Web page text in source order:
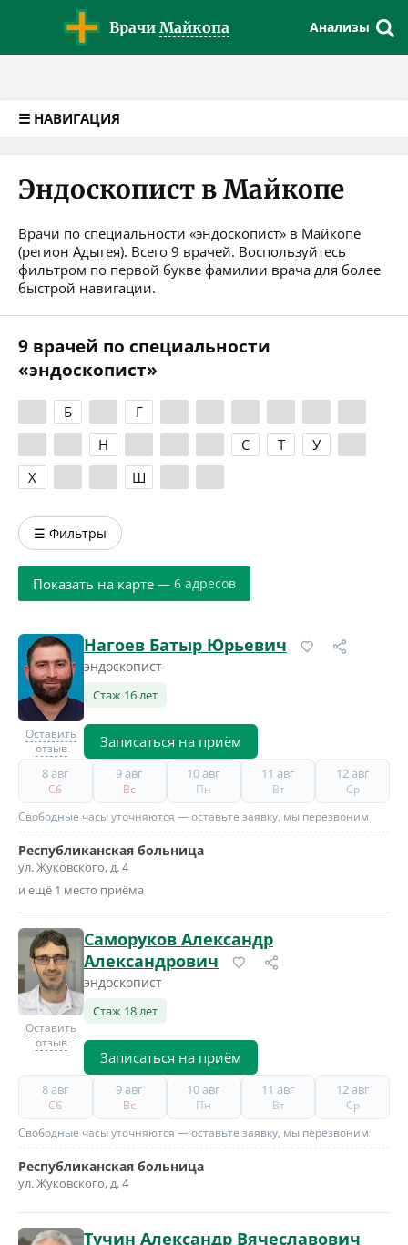
Врачи Майкопа Анализы
☰ НАВИГАЦИЯ
Эндоскопист в Майкопе
Врачи по специальности «эндоскопист» в Майкопе
(регион Адыгея). Всего 9 врачей. Воспользуйтесь
фильтром по первой букве фамилии врача для более
быстрой навигации.
9 врачей по специальности
«эндоскопист»
Б Г
Н С Т У
Х
Ш
☰ Фильтры
Показать на карте — 6 адресов
Оставить
отзыв
Нагоев Батыр Юрьевич
эндоскопист
Стаж 16 лет
Записаться на приём
8 авг
Сб
9 авг
Вс
10 авг
Пн
11 авг
Вт
12 авг
Ср
Свободные часы уточняются — оставьте заявку, мы перезвоним
Республиканская больница
ул. Жуковского, д. 4
и ещё 1 место приёма
Оставить
отзыв
Саморуков Александр
Александрович
эндоскопист
Стаж 18 лет
Записаться на приём
8 авг
Сб
9 авг
Вс
10 авг
Пн
11 авг
Вт
12 авг
Ср
Свободные часы уточняются — оставьте заявку, мы перезвоним
Республиканская больница
ул. Жуковского, д. 4
Тучин Александр Вячеславович